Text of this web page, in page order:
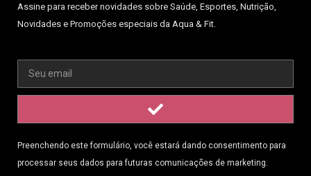
Assine para receber novidades sobre Saúde, Esportes, Nutrição,
Novidades e Promoções especiais da Aqua & Fit.
Preenchendo este formulário, você estará dando consentimento para
processar seus dados para futuras comunicações de marketing.